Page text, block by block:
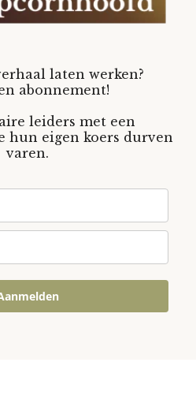
laten werken?
abonnement!
leiders met een
hun eigen koers durven
varen.